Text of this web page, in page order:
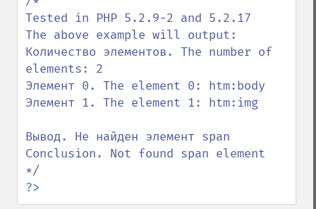
Tested in PHP 5.2.9-2 and 5.2.17
The above example will output:
Количество элементов. The number of
elements: 2
Элемент 0. The element 0: htm:body
Элемент 1. The element 1: htm:img
Вывод. Не найден элемент span
Conclusion. Not found span element
?>